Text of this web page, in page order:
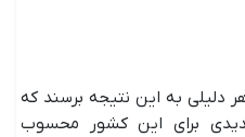
دلیلی به این نتیجه برسند که
برای این کشور محسوب